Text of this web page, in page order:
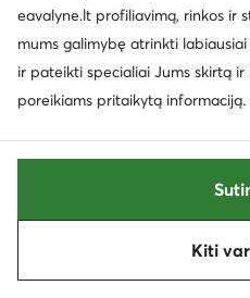
Scholl
Naminės šlepetės · Žalia
64,00
€
eavalyne.lt profiliavimą, rinkos ir
mums galimybę atrinkti
ir pateikti specialiai Jums skirtą
poreikiams pritaikytą informaciją.
Kiti